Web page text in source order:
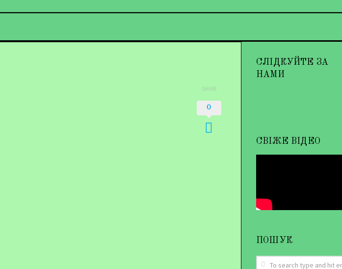
SHARE
0
СЛІДКУЙТЕ ЗА
НАМИ
СВІЖЕ ВІДЕО
ПОШУК